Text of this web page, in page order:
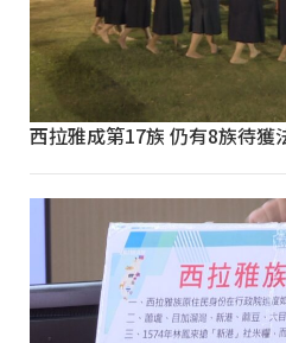
西拉雅成第17族 仍有8族待獲